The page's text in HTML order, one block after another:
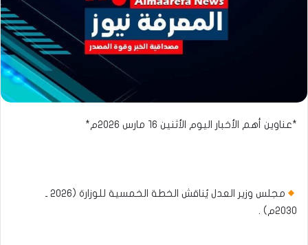
*عناوين أهم الأخبار اليوم الأثنين ١٦ مارس ٢٠٢٦م*
٢٠٣٠م) .